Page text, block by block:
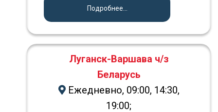
Подробнее...
Луганск-Варшава ч/з
Беларусь
Ежедневно, 09:00, 14:30,
19:00;